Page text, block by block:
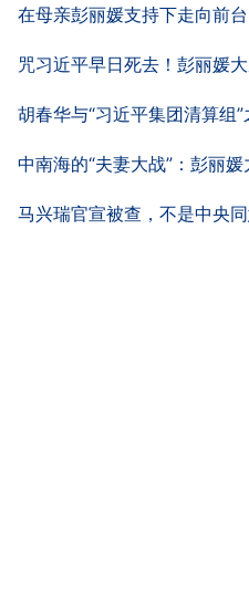
在母亲彭丽媛支持下走向前台
咒习近平早日死去！彭丽媛
胡春华与“习近平集团清算组”
中南海的“夫妻大战”：彭丽
马兴瑞官宣被查，不是中央